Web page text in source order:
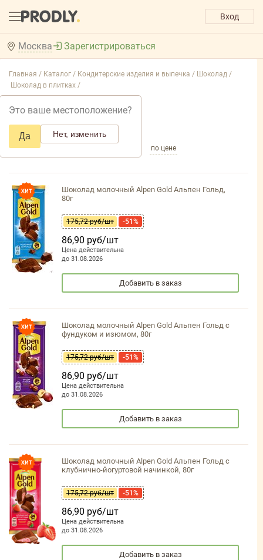
Вход
Москва
Это ваше местоположение?
Да Нет, изменить
Зарегистрироваться
Главная / Каталог / Кондитерские изделия и выпечка / Шоколад /
Шоколад в плитках /
Добавить фильтр товаров
по популярности по цене
Шоколад молочный Alpen Gold Альпен Гольд,
80г
175,72 руб/шт -51%
86,90 руб/шт
Цена действительна
до 31.08.2026
Добавить в заказ
Шоколад молочный Alpen Gold Альпен Гольд с
фундуком и изюмом, 80г
175,72 руб/шт -51%
86,90 руб/шт
Цена действительна
до 31.08.2026
Добавить в заказ
Шоколад молочный Alpen Gold Альпен Гольд с
клубнично-йогуртовой начинкой, 80г
175,72 руб/шт -51%
86,90 руб/шт
Цена действительна
до 31.08.2026
Добавить в заказ